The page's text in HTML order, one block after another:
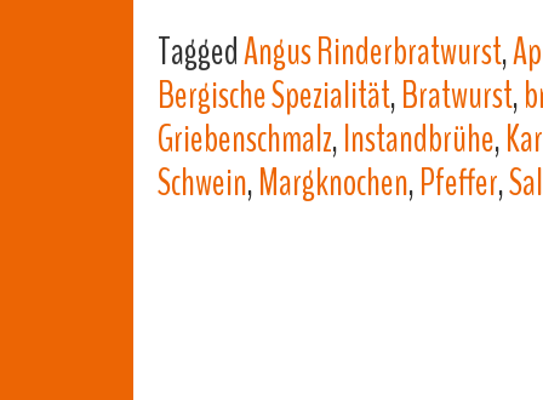
TaggedAngus Rinderbratwurst,
Bergische Spezialität,Bratwurst,
Griebenschmalz,Instandbrühe,
Schwein,Margknochen,Pfeffer,